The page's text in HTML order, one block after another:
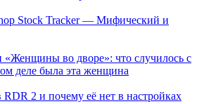
Stock Tracker — Мифический и
«Женщины во дворе»: что случилось с
деле была эта женщина
2 и почему её нет в настройках